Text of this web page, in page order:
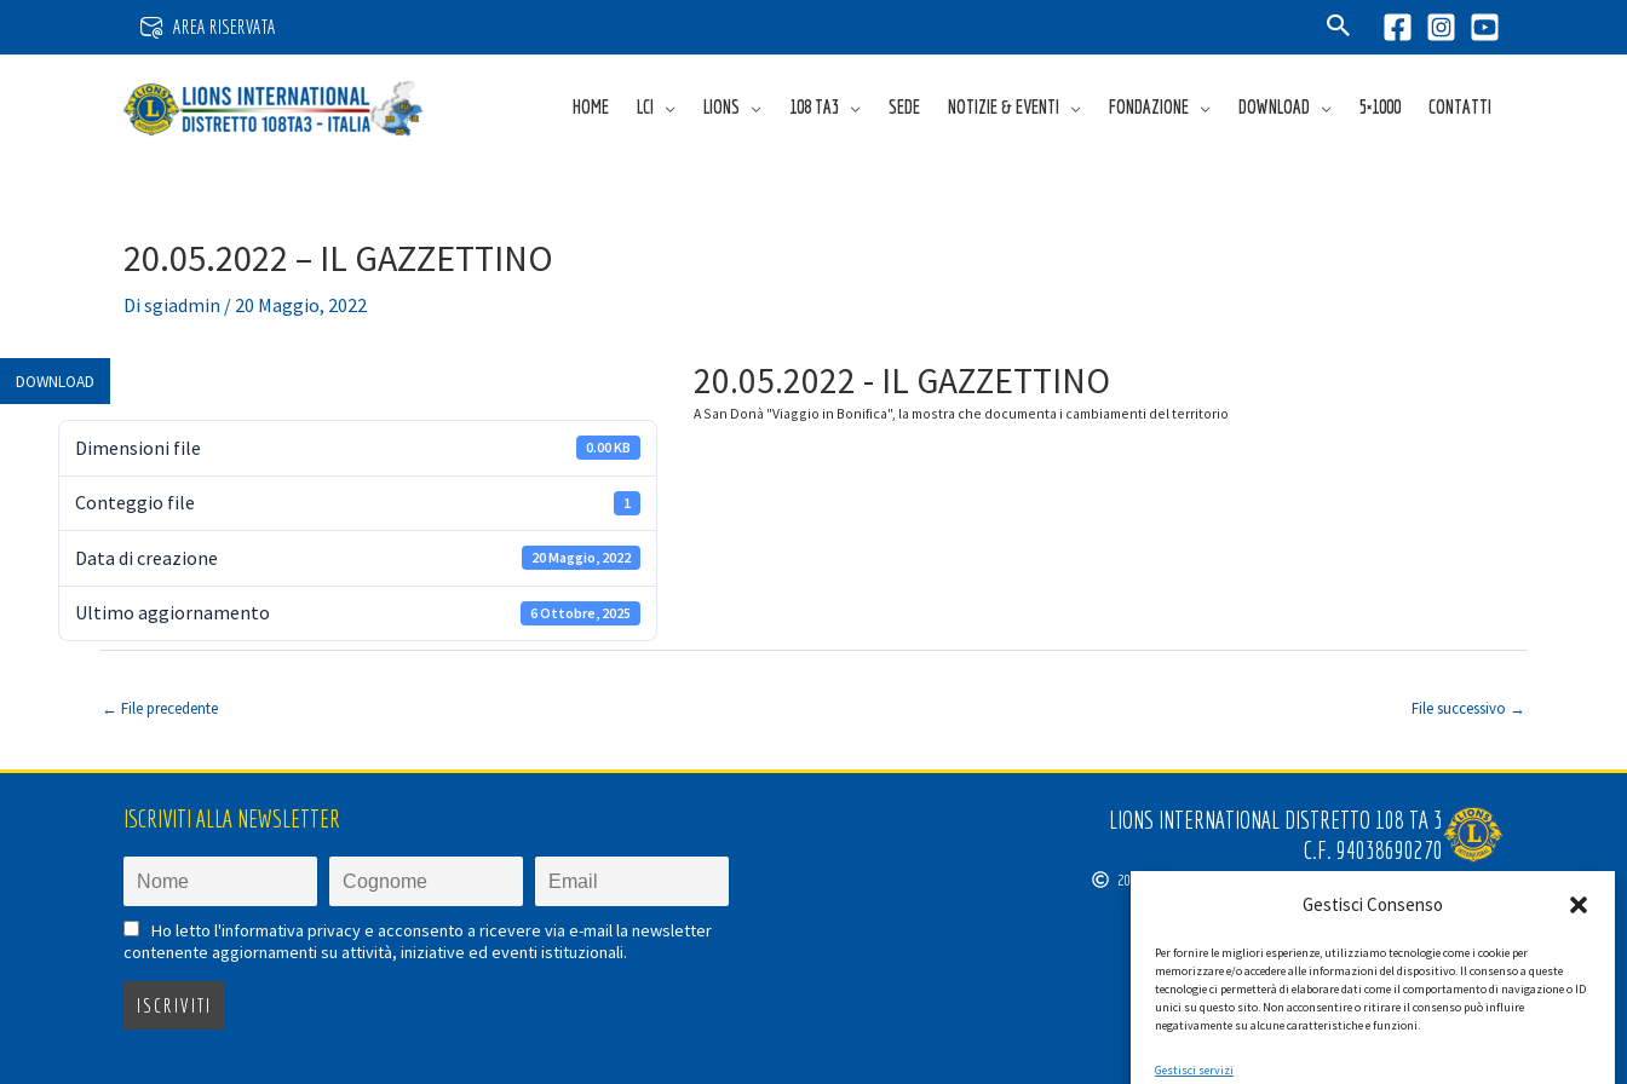
Gestisci Consenso
Per fornire le migliori esperienze, utilizziamo tecnologie come i cookie per
memorizzare e/o accedere alle informazioni del dispositivo. Il consenso a queste
tecnologie ci permetterà di elaborare dati come il comportamento di navigazione o ID
unici su questo sito. Non acconsentire o ritirare il consenso può influire
negativamente su alcune caratteristiche e funzioni.
Gestisci servizi
AREA RISERVATA
HOME LCI LIONS 108 TA3 SEDE NOTIZIE & EVENTI FONDAZIONE DOWNLOAD 5×1000 CONTATTI
20.05.2022 – IL GAZZETTINO
Disgiadmin / 20 Maggio, 2022
DOWNLOAD
Dimensioni file 0.00 KB
Conteggio file 1
Data di creazione 20 Maggio, 2022
Ultimo aggiornamento 6 Ottobre, 2025
20.05.2022 - IL GAZZETTINO
A San Donà "Viaggio in Bonifica", la mostra che documenta i cambiamenti del territorio
← File precedente File successivo →
ISCRIVITI ALLA NEWSLETTER
Ho letto l'informativa privacy e acconsento a ricevere via e-mail la newsletter
contenente aggiornamenti su attività, iniziative ed eventi istituzionali.
LIONS INTERNATIONAL DISTRETTO 108 TA 3
C.F. 94038690270
2026